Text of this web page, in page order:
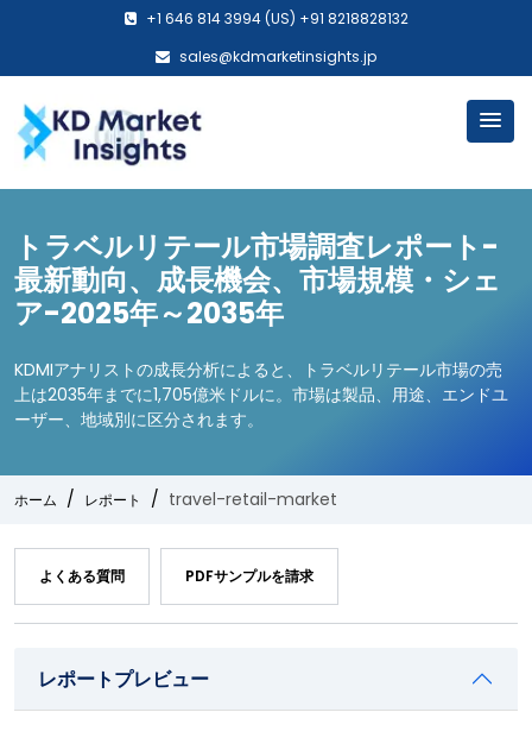
+1 646 814 3994 (US) +91 8218828132
sales@kdmarketinsights.jp
トラベルリテール市場調査レポート-
最新動向、成長機会、市場規模・シェ
ア-2025年～2035年
KDMIアナリストの成長分析によると、トラベルリテール市場の売
上は2035年までに1,705億米ドルに。市場は製品、用途、エンドユ
ーザー、地域別に区分されます。
ホーム レポート travel-retail-market
よくある質問 PDFサンプルを請求
レポートプレビュー